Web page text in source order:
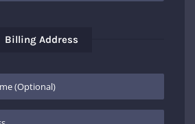
Billing Address